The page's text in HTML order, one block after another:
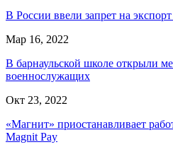
В России ввели запрет на
Мар 16, 2022
В барнаульской школе открыли
военнослужащих
Окт 23, 2022
«Магнит» приостанавливает
Magnit Pay